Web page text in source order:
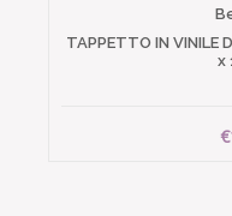
TAPPETTO IN VINILE
x